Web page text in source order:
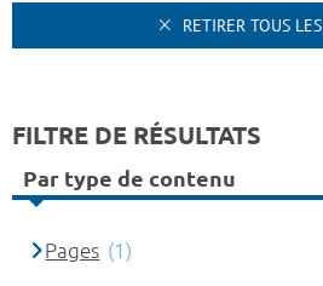
RETIRER TOUS
FILTRE DE RÉSULTATS
Par type de contenu
Pages (1)